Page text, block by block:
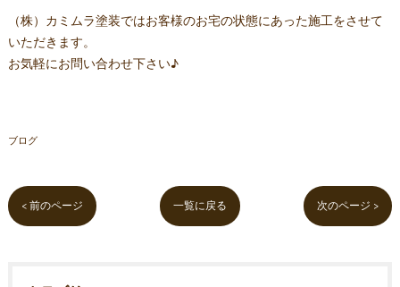
（株）カミムラ塗装ではお客様のお宅の状態にあった施工をさせて
いただきます。
お気軽にお問い合わせ下さい♪
ブログ
< 前のページ 一覧に戻る 次のページ >